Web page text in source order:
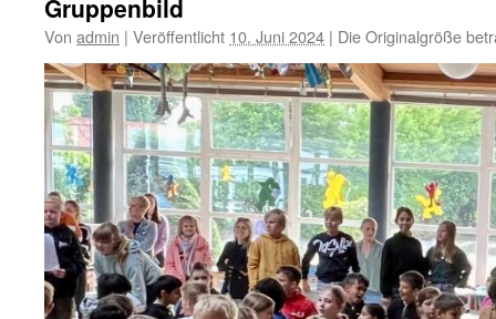
Gruppenbild
Von admin | Veröffentlicht 10. Juni 2024 | Die Originalgröße